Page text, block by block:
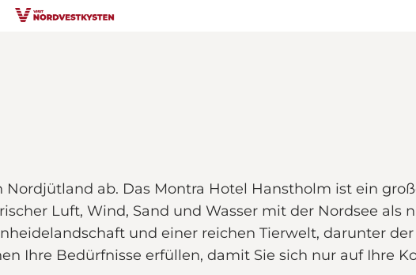
ab. Das Montra Hotel Hanstholm ist ein
Luft, Wind, Sand und Wasser mit der Nordsee als
und einer reichen Tierwelt, darunter
Ihre Bedürfnisse erfüllen, damit Sie sich nur auf Ihre